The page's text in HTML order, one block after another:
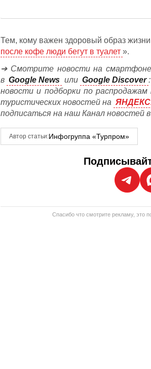
Тем, кому важен здоровый образ
после кофе люди бегут в туалет ».
➔ Смотрите новости на
в Google News или Google Discover
новости и подборки по
туристических новостей на
подписаться на наш Канал новостей в
Автор статьи:Инфогруппа «Турпром»
Спасибо что смотрите рекламу, это